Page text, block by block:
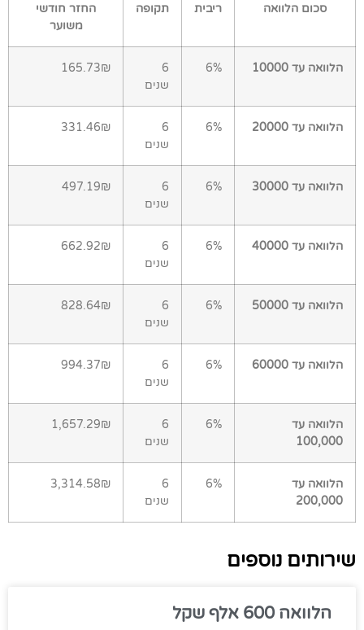
סכום הלוואה ריבית תקופה
החזר חודשי
משוער
הלוואה עד 10000 6%
6
שנים
165.73₪
הלוואה עד 20000 6%
6
שנים
331.46₪
הלוואה עד 30000 6%
6
שנים
497.19₪
הלוואה עד 40000 6%
6
שנים
662.92₪
הלוואה עד 50000 6%
6
שנים
828.64₪
הלוואה עד 60000 6%
6
שנים
994.37₪
הלוואה עד
100,000
6%
6
שנים
1,657.29₪
הלוואה עד
200,000
6%
6
שנים
3,314.58₪
שירותים נוספים
הלוואה 600 אלף שקל